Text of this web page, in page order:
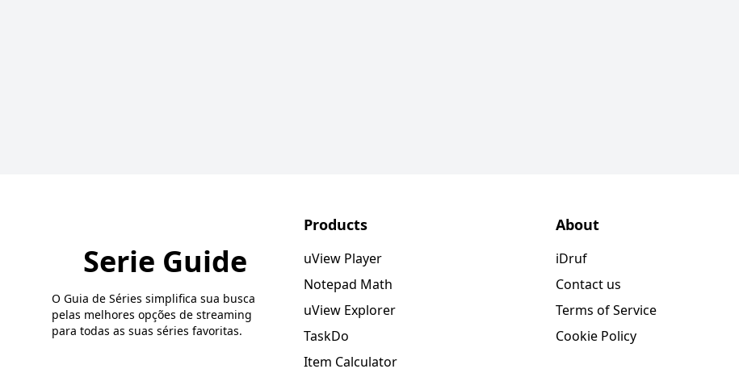
Serie Guide
O Guia de Séries simplifica sua busca
pelas melhores opções de streaming
para todas as suas séries favoritas.
Products
uView Player
Notepad Math
uView Explorer
TaskDo
Item Calculator
About
iDruf
Contact us
Terms of Service
Cookie Policy